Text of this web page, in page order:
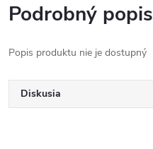
Podrobný popis
Popis produktu nie je dostupný
Diskusia